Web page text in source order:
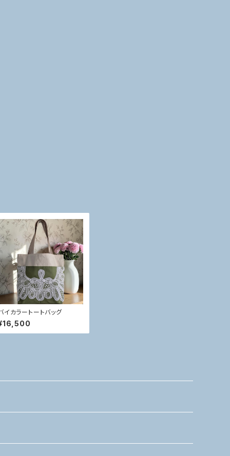
イカラートートバッグ